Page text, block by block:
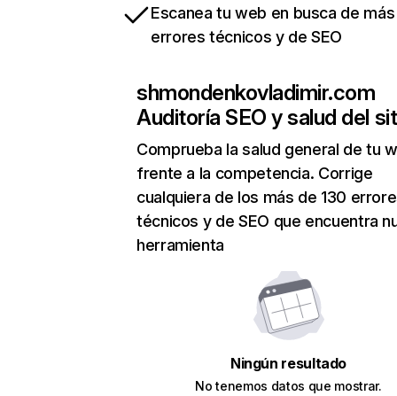
Escanea tu web en busca de
errores técnicos y de SEO
shmondenkovladimir.com
Auditoría SEO y salud del
Comprueba la salud general de tu
frente a la competencia. Corrige
cualquiera de los más de 130
técnicos y de SEO que encuentra
herramienta
Ningún resultado
No tenemos datos que mostrar.